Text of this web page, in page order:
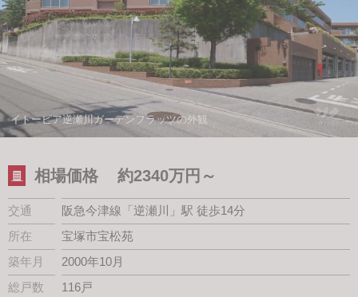
会社案内
イトーピア逆瀬川ガーデンフラッツの外観
相場価格 約2340万円～
交通
阪急今津線「逆瀬川」駅 徒歩14分
所在
宝塚市宝松苑
築年月
2000年10月
総戸数
116戸